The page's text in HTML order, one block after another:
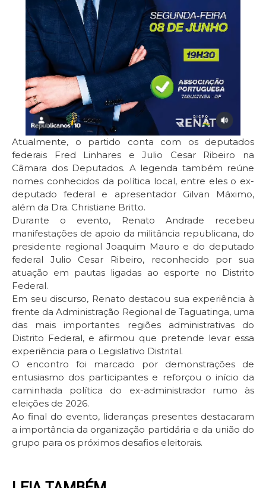
Atualmente, o partido conta com os deputados
federais Fred Linhares e Julio Cesar Ribeiro na
Câmara dos Deputados. A legenda também reúne
nomes conhecidos da política local, entre eles o ex-
deputado federal e apresentador Gilvan Máximo,
além da Dra. Christiane Britto.
Durante o evento, Renato Andrade recebeu
manifestações de apoio da militância republicana, do
presidente regional Joaquim Mauro e do deputado
federal Julio Cesar Ribeiro, reconhecido por sua
atuação em pautas ligadas ao esporte no Distrito
Federal.
Em seu discurso, Renato destacou sua experiência à
frente da Administração Regional de Taguatinga, uma
das mais importantes regiões administrativas do
Distrito Federal, e afirmou que pretende levar essa
experiência para o Legislativo Distrital.
O encontro foi marcado por demonstrações de
entusiasmo dos participantes e reforçou o início da
caminhada política do ex-administrador rumo às
eleições de 2026.
Ao final do evento, lideranças presentes destacaram
a importância da organização partidária e da união do
grupo para os próximos desafios eleitorais.